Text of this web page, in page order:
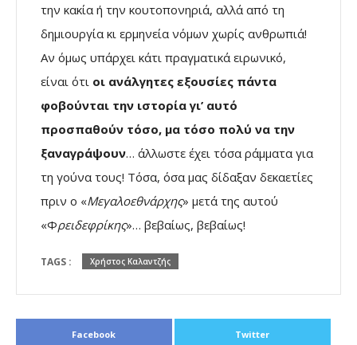
την κακία ή την κουτοπονηριά, αλλά από τη
δημιουργία κι ερμηνεία νόμων χωρίς ανθρωπιά!
Αν όμως υπάρχει κάτι πραγματικά ειρωνικό,
είναι ότι οι ανάλγητες εξουσίες πάντα
φοβούνται την ιστορία γι’ αυτό
προσπαθούν τόσο, μα τόσο πολύ να την
ξαναγράψουν… άλλωστε έχει τόσα ράμματα για
τη γούνα τους! Τόσα, όσα μας δίδαξαν δεκαετίες
πριν ο «Μεγαλοεθνάρχης» μετά της αυτού
«Φρειδεφρίκης»… βεβαίως, βεβαίως!
TAGS : Χρήστος Καλαντζής
Facebook Twitter